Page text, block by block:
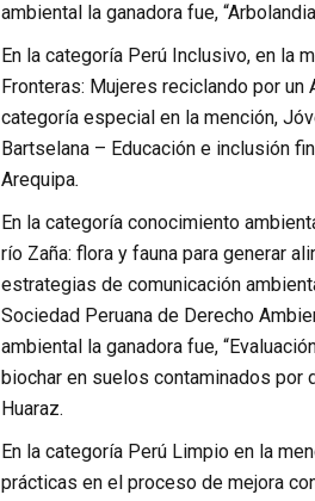
ambiental la ganadora fue,
En la categoría Perú Inclusivo, en la
Fronteras: Mujeres reciclando por
categoría especial en la mención,
Bartselana – Educación e inclusión
Arequipa.
En la categoría conocimiento
río Zaña: flora y fauna para generar
estrategias de comunicación
Sociedad Peruana de Derecho
ambiental la ganadora fue,
biochar en suelos contaminados por
Huaraz.
En la categoría Perú Limpio en la
prácticas en el proceso de mejora